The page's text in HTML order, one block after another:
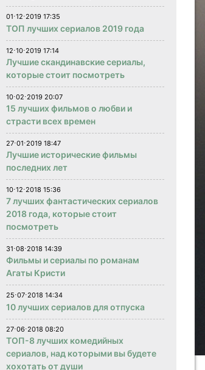
01⋅12⋅2019 17:35
ТОП лучших сериалов 2019 года
12⋅10⋅2019 17:14
Лучшие скандинавские сериалы,
которые стоит посмотреть
10⋅02⋅2019 20:07
15 лучших фильмов о любви и
страсти всех времен
27⋅01⋅2019 18:47
Лучшие исторические фильмы
последних лет
10⋅12⋅2018 15:36
7 лучших фантастических сериалов
2018 года, которые стоит
посмотреть
31⋅08⋅2018 14:39
Фильмы и сериалы по романам
Агаты Кристи
25⋅07⋅2018 14:34
10 лучших сериалов для отпуска
27⋅06⋅2018 08:20
ТОП-8 лучших комедийных
сериалов, над которыми вы будете
хохотать от души